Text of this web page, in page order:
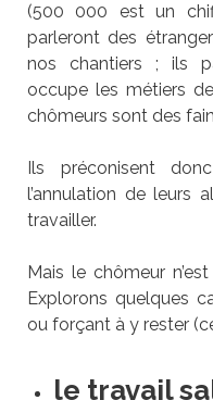
(500 000 est un
parleront des
nos chantiers ; ils
occupe les métiers
chômeurs sont des
Ils préconisent
l’annulation de leurs
travailler.
Mais le chômeur
Explorons quelques
ou forçant à y rester
le travail